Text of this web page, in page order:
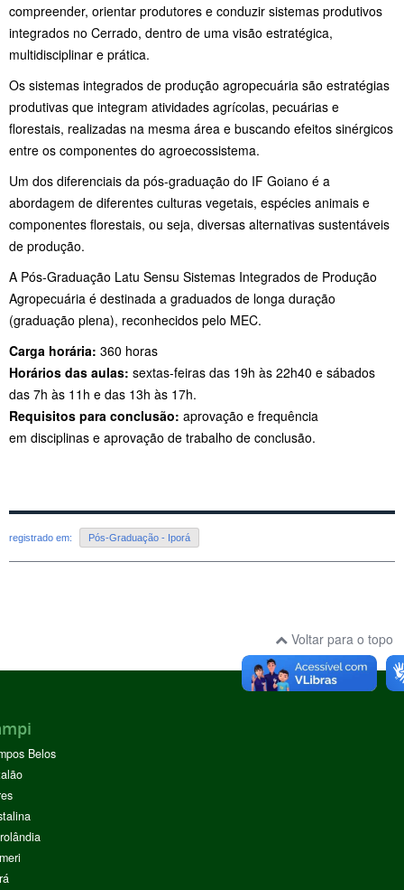
compreender, orientar produtores e conduzir sistemas produtivos
integrados no Cerrado, dentro de uma visão estratégica,
multidisciplinar e prática.
Os sistemas integrados de produção agropecuária são estratégias
produtivas que integram atividades agrícolas, pecuárias e
florestais, realizadas na mesma área e buscando efeitos sinérgicos
entre os componentes do agroecossistema.
Um dos diferenciais da pós-graduação do IF Goiano é a
abordagem de diferentes culturas vegetais, espécies animais e
componentes florestais, ou seja, diversas alternativas sustentáveis
de produção.
A Pós-Graduação Latu Sensu Sistemas Integrados de Produção
Agropecuária é destinada a graduados de longa duração
(graduação plena), reconhecidos pelo MEC.
Carga horária: 360 horas
Horários das aulas: sextas-feiras das 19h às 22h40 e sábados
das 7h às 11h e das 13h às 17h.
Requisitos para conclusão: aprovação e frequência
em disciplinas e aprovação de trabalho de conclusão.
registrado em: Pós-Graduação - Iporá
Voltar para o topo
Belos